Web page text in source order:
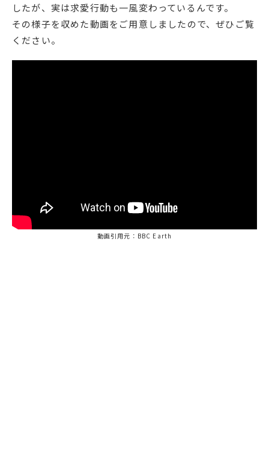
したが、実は求愛行動も一風変わっているんです。
その様子を収めた動画をご用意しましたので、ぜひご覧
ください。
動画引用元：BBC Earth